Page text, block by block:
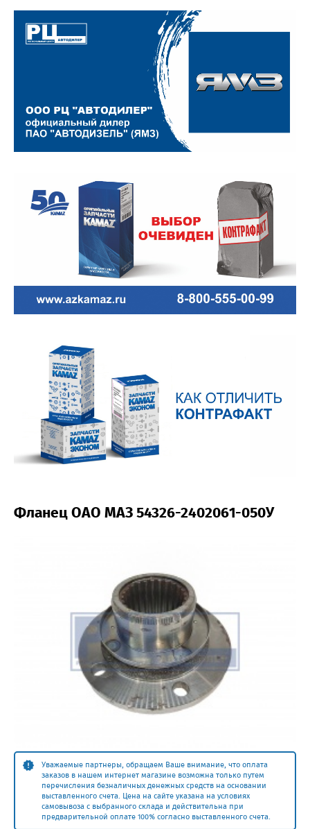
Фланец ОАО МАЗ 54326-2402061-050У
Уважаемые партнеры, обращаем Ваше внимание, что оплата
заказов в нашем интернет магазине возможна только путем
перечисления безналичных денежных средств на основании
выставленного счета. Цена на сайте указана на условиях
самовывоза с выбранного склада и действительна при
предварительной оплате 100% согласно выставленного счета.